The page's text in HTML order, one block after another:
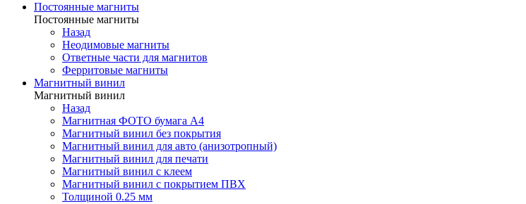
Постоянные магниты
Постоянные магниты
Назад
Неодимовые магниты
Ответные части для магнитов
Ферритовые магниты
Магнитный винил
Магнитный винил
Назад
Магнитная ФОТО бумага А4
Магнитный винил без покрытия
Магнитный винил для авто (анизотропный)
Магнитный винил для печати
Магнитный винил с клеем
Магнитный винил с покрытием ПВХ
Толщиной 0.25 мм